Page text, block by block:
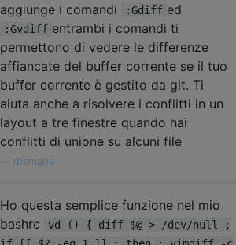
aggiunge i comandi
:Gdiff ed
:Gvdiff entrambi i comandi ti
permettono di vedere le differenze
affiancate del buffer corrente se il tuo
buffer corrente è gestito da git. Ti
aiuta anche a risolvere i conflitti in un
layout a tre finestre quando hai
conflitti di unione su alcuni file
rbernabe
Ho questa semplice funzione nel mio
bashrc
vd () { diff $@ > /dev/null ;